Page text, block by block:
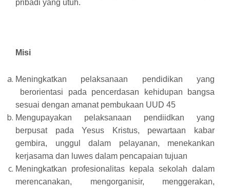
pribadi yang utuh.
Misi
Meningkatkan pelaksanaan pendidikan yang
berorientasi pada pencerdasan kehidupan bangsa
sesuai dengan amanat pembukaan UUD 45
Mengupayakan pelaksanaan pendiidkan yang
berpusat pada Yesus Kristus, pewartaan kabar
gembira, unggul dalam pelayanan, menekankan
kerjasama dan luwes dalam pencapaian tujuan
Meningkatkan profesionalitas kepala sekolah dalam
merencanakan, mengorganisir, menggerakan,